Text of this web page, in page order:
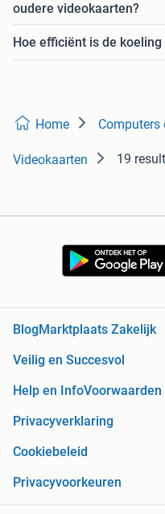
oudere videokaarten?
Hoe efficiënt is de koeling
Home Computers
Videokaarten 19
Blog Marktplaats Zakelijk
Veilig en Succesvol
Help en InfoVoorwaarden
Privacyverklaring
Cookiebeleid
Privacyvoorkeuren